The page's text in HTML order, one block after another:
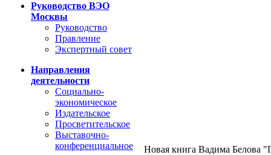
Руководство ВЭО
Москвы
Руководство
Правление
Экспертный совет
Направления
деятельности
Социально-
экономическое
Издательское
Просветительское
Выставочно-
конференциальное
Новая книга Вадима Белова